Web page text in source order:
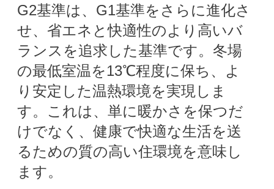
G2基準は、G1基準をさらに進化さ
せ、省エネと快適性のより高いバ
ランスを追求した基準です。冬場
の最低室温を13℃程度に保ち、よ
り安定した温熱環境を実現しま
す。これは、単に暖かさを保つだ
けでなく、健康で快適な生活を送
るための質の高い住環境を意味し
ます。